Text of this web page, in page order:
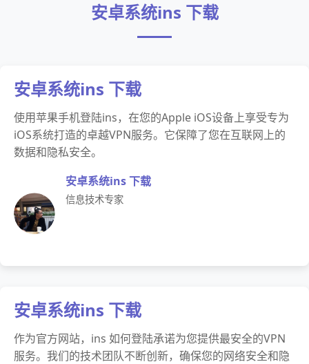
安卓系统ins 下载
安卓系统ins 下载
使用苹果手机登陆ins，在您的Apple iOS设备上享受专为
iOS系统打造的卓越VPN服务。它保障了您在互联网上的
数据和隐私安全。
安卓系统ins 下载
信息技术专家
安卓系统ins 下载
作为官方网站，ins 如何登陆承诺为您提供最安全的VPN
服务。我们的技术团队不断创新，确保您的网络安全和隐